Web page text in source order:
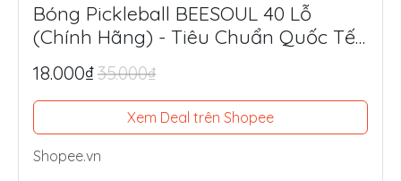
Bóng Pickleball BEESOUL 40 Lỗ
(Chính Hãng) - Tiêu Chuẩn Quốc Tế,
Chuyên Thi Đấu & Tập Luyện Ngoài
Trời
18.000₫35.000₫
Xem Deal trên Shopee
Shopee.vn